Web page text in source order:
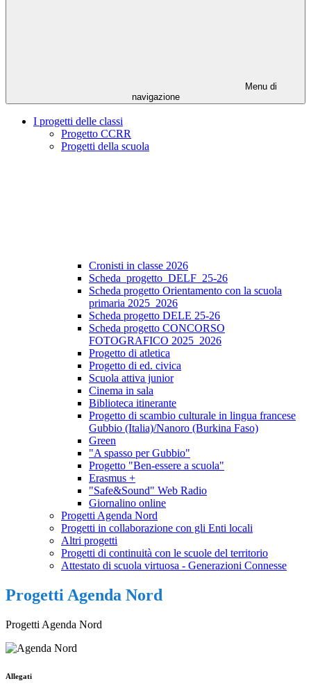
Menu di
navigazione
I progetti delle classi
Progetto CCRR
Progetti della scuola
Cronisti in classe 2026
Scheda_progetto_DELF_25-26
Scheda progetto Orientamento con la scuola
primaria 2025_2026
Scheda progetto DELE 25-26
Scheda progetto CONCORSO
FOTOGRAFICO 2025_2026
Progetto di atletica
Progetto di ed. civica
Scuola attiva junior
Cinema in sala
Biblioteca itinerante
Progetto di scambio culturale in lingua francese
Gubbio (Italia)/Nanoro (Burkina Faso)
Green
"A spasso per Gubbio"
Progetto "Ben-essere a scuola"
Erasmus +
"Safe&Sound" Web Radio
Giornalino online
Progetti Agenda Nord
Progetti in collaborazione con gli Enti locali
Altri progetti
Progetti di continuità con le scuole del territorio
Attestato di scuola virtuosa - Generazioni Connesse
Progetti Agenda Nord
Progetti Agenda Nord
Allegati